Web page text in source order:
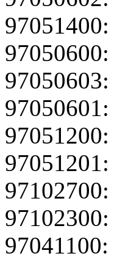
97051400:
97050600:
97050603:
97050601:
97051200:
97051201:
97102700:
97102300:
97041100: